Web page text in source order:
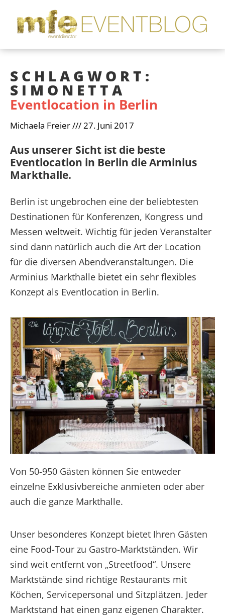
SCHLAGWORT:
SIMONETTA
Eventlocation in Berlin
Michaela Freier 27. Juni 2017
Aus unserer Sicht ist die beste
Eventlocation in Berlin die Arminius
Markthalle.
Berlin ist ungebrochen eine der beliebtesten
Destinationen für Konferenzen, Kongress und
Messen weltweit. Wichtig für jeden Veranstalter
sind dann natürlich auch die Art der Location
für die diversen Abendveranstaltungen. Die
Arminius Markthalle bietet ein sehr flexibles
Konzept als Eventlocation in Berlin.
Von 50-950 Gästen können Sie entweder
einzelne Exklusivbereiche anmieten oder aber
auch die ganze Markthalle.
Unser besonderes Konzept bietet Ihren Gästen
eine Food-Tour zu Gastro-Marktständen. Wir
sind weit entfernt von „Streetfood“. Unsere
Marktstände sind richtige Restaurants mit
Köchen, Servicepersonal und Sitzplätzen. Jeder
Marktstand hat einen ganz eigenen Charakter.